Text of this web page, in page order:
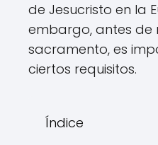
de Jesucristo en la
embargo, antes de
sacramento, es
ciertos requisitos.
Índice